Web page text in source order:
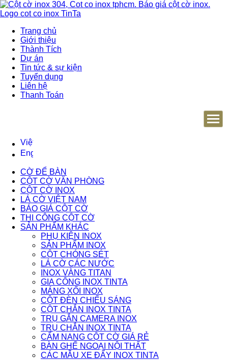
Trang chủ
Giới thiệu
Thành Tích
Dự án
Tin tức & sự kiện
Tuyển dụng
Liên hệ
Thanh Toán
CỜ ĐỂ BÀN
CỘT CỜ VĂN PHÒNG
CỘT CỜ INOX
LÁ CỜ VIỆT NAM
BÁO GIÁ CỘT CỜ
THI CÔNG CỘT CỜ
SẢN PHẨM KHÁC
PHỤ KIỆN INOX
SẢN PHẨM INOX
CỘT CHÓNG SÉT
LÁ CỜ CÁC NƯỚC
INOX VÀNG TITAN
GIA CÔNG INOX TINTA
MÁNG XỐI INOX
CỘT ĐÈN CHIẾU SÁNG
CỘT CHẮN INOX TINTA
TRỤ GẮN CAMERA INOX
TRỤ CHẮN INOX TINTA
CẨM NANG CỘT CỜ GIÁ RẺ
BÀN GHẾ NGOẠI NỘI THẤT
CÁC MẪU XE ĐẨY INOX TINTA